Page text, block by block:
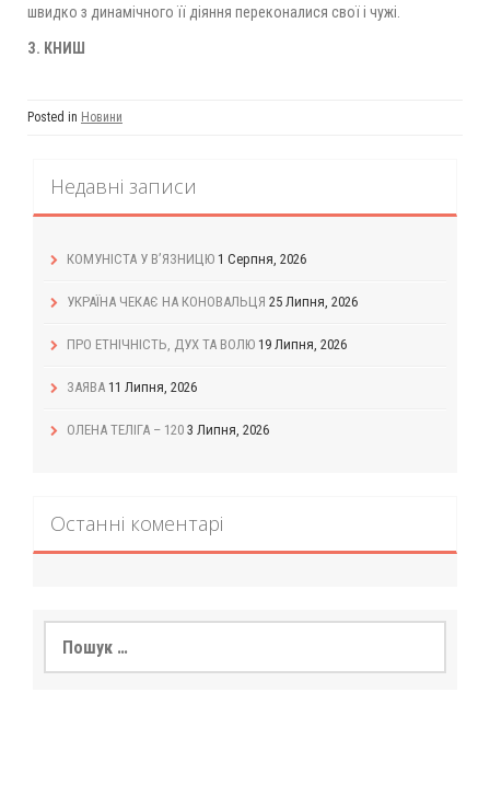
швидко з динамічного її діяння переконалися свої і чужі.
З. КНИШ
Posted in Новини
Недавні записи
КОМУНІСТА У В’ЯЗНИЦЮ 1 Серпня, 2026
УКРАЇНА ЧЕКАЄ НА КОНОВАЛЬЦЯ 25 Липня, 2026
ПРО ЕТНІЧНІСТЬ, ДУХ ТА ВОЛЮ 19 Липня, 2026
ЗАЯВА 11 Липня, 2026
ОЛЕНА ТЕЛІГА – 120 3 Липня, 2026
Останні коментарі